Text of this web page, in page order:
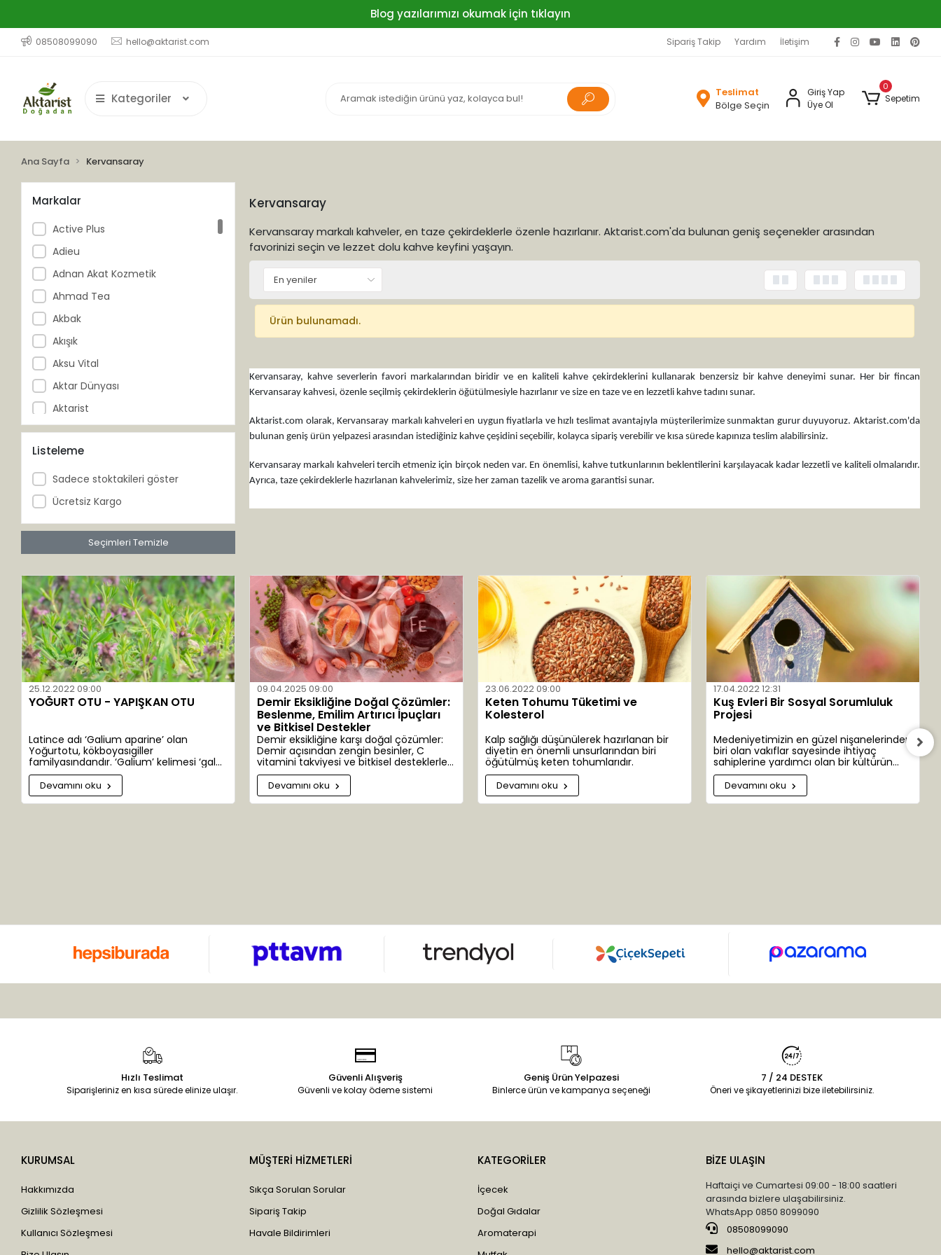
Blog yazılarımızı okumak için tıklayın
08508099090 hello@aktarist.com Sipariş Takip Yardım İletişim
Kategoriler
Teslimat
Bölge Seçin
Giriş Yap
Üye Ol
0
Sepetim
Ana Sayfa Kervansaray
Markalar
Active Plus
Adieu
Adnan Akat Kozmetik
Ahmad Tea
Akbak
Akışık
Aksu Vital
Aktar Dünyası
Aktarist
Akzer
Al-Ahzar
Al-Muaz
Al-Şifa
Anadolu Ziraat
Arga
Arifoğlu
Arinya
Arı
Arıcan
Artı Med
Aybak
Aydıner
Aynasun
Baynur
Bee Garden
Blue Ocean
Çavuşoğlu
Çaykur
Cemilefendi
Listeleme
Sadece stoktakileri göster
Ücretsiz Kargo
Seçimleri Temizle
Kervansaray
Kervansaray markalı kahveler, en taze çekirdeklerle özenle hazırlanır. Aktarist.com'da bulunan geniş seçenekler arasından
favorinizi seçin ve lezzet dolu kahve keyfini yaşayın.
Ürün bulunamadı.
Kervansaray, kahve severlerin favori markalarından biridir ve en kaliteli kahve çekirdeklerini kullanarak benzersiz bir kahve deneyimi sunar. Her bir fincan
Kervansaray kahvesi, özenle seçilmiş çekirdeklerin öğütülmesiyle hazırlanır ve size en taze ve en lezzetli kahve tadını sunar.
Aktarist.com olarak, Kervansaray markalı kahveleri en uygun fiyatlarla ve hızlı teslimat avantajıyla müşterilerimize sunmaktan gurur duyuyoruz. Aktarist.com'da
bulunan geniş ürün yelpazesi arasından istediğiniz kahve çeşidini seçebilir, kolayca sipariş verebilir ve kısa sürede kapınıza teslim alabilirsiniz.
Kervansaray markalı kahveleri tercih etmeniz için birçok neden var. En önemlisi, kahve tutkunlarının beklentilerini karşılayacak kadar lezzetli ve kaliteli olmalarıdır.
Ayrıca, taze çekirdeklerle hazırlanan kahvelerimiz, size her zaman tazelik ve aroma garantisi sunar.
25.12.2022 09:00
YOĞURT OTU - YAPIŞKAN OTU
Latince adı ‘Galium aparine’ olan
Yoğurtotu, kökboyasıgiller
familyasındandır. ‘Galium’ kelimesi ‘gala’
kelimesinden türemiştir. Süt anlamına
gelir. Yoğurtotu eskiden peynir
yapımında kullanıldığından bu adı
almıştır. 300 alt türü bulunur. Anavatanı
Devamını oku
09.04.2025 09:00
Demir Eksikliğine Doğal Çözümler:
Beslenme, Emilim Artırıcı İpuçları
ve Bitkisel Destekler
Demir eksikliğine karşı doğal çözümler:
Demir açısından zengin besinler, C
vitamini takviyesi ve bitkisel desteklerle
sağlıklı kan üretimi.
Devamını oku
23.06.2022 09:00
Keten Tohumu Tüketimi ve
Kolesterol
Kalp sağlığı düşünülerek hazırlanan bir
diyetin en önemli unsurlarından biri
öğütülmüş keten tohumlarıdır.
Devamını oku
17.04.2022 12:31
Kuş Evleri Bir Sosyal Sorumluluk
Projesi
Medeniyetimizin en güzel nişanelerinden
biri olan vakıflar sayesinde ihtiyaç
sahiplerine yardımcı olan bir kültürün
emanetçisiyiz. İhtiyaç sahibi bazen insan
bazen bitki bazen de hayvanlar
olabilmektedir. Bazen de dünyamızın ta
kendisi.
Devamını oku
Hızlı Teslimat
Siparişleriniz en kısa sürede elinize ulaşır.
Güvenli Alışveriş
Güvenli ve kolay ödeme sistemi
Geniş Ürün Yelpazesi
Binlerce ürün ve kampanya seçeneği
7 / 24 DESTEK
Öneri ve şikayetlerinizi bize iletebilirsiniz.
KURUMSAL
Hakkımızda
Gizlilik Sözleşmesi
Kullanıcı Sözleşmesi
MÜŞTERİ HİZMETLERİ
Sıkça Sorulan Sorular
Sipariş Takip
Havale Bildirimleri
KATEGORİLER
İçecek
Doğal Gıdalar
Aromaterapi
BİZE ULAŞIN
Haftaiçi ve Cumartesi 09:00 - 18:00 saatleri
arasında bizlere ulaşabilirsiniz.
WhatsApp 0850 8099090
08508099090
hello@aktarist.com